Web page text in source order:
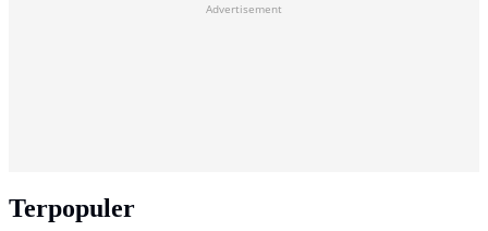
Advertisement
Terpopuler